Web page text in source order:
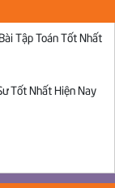
Tập Toán Tốt Nhất
Tốt Nhất Hiện Nay